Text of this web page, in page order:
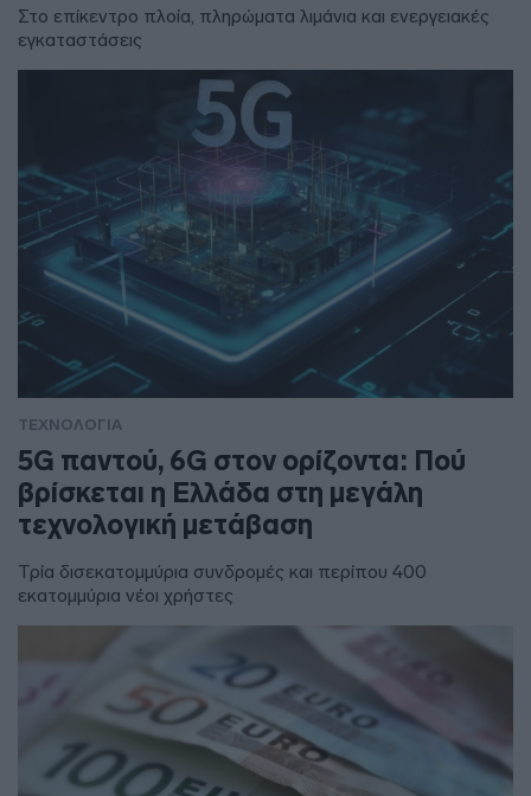
Στο επίκεντρο πλοία, πληρώματα λιμάνια και ενεργειακές
εγκαταστάσεις
ΤΕΧΝΟΛΟΓΙΑ
5G παντού, 6G στον ορίζοντα: Πού
βρίσκεται η Ελλάδα στη μεγάλη
τεχνολογική μετάβαση
Τρία δισεκατομμύρια συνδρομές και περίπου 400
εκατομμύρια νέοι χρήστες